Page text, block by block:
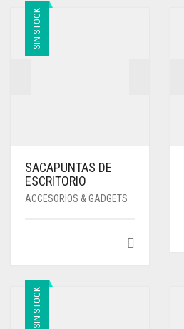
SIN STOCK
SACAPUNTAS DE
ESCRITORIO
ACCESORIOS & GADGETS
SIN STOCK